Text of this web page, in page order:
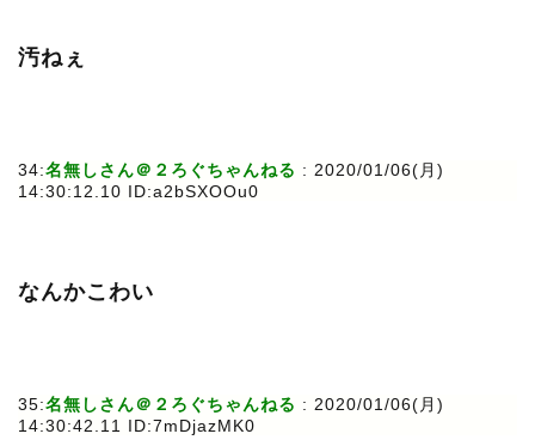
汚ねぇ
34:名無しさん＠２ろぐちゃんねる : 2020/01/06(月)
14:30:12.10 ID:a2bSXOOu0
なんかこわい
35:名無しさん＠２ろぐちゃんねる : 2020/01/06(月)
14:30:42.11 ID:7mDjazMK0